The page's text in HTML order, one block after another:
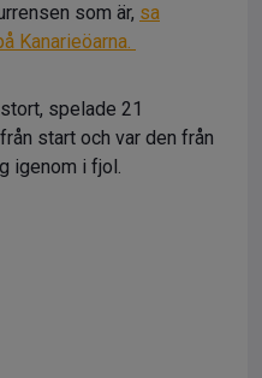
som är, sa
Kanarieöarna.
spelade 21
start och var den från
igenom i fjol.